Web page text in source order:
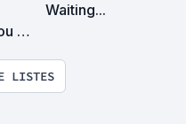
Waiting...
LISTES